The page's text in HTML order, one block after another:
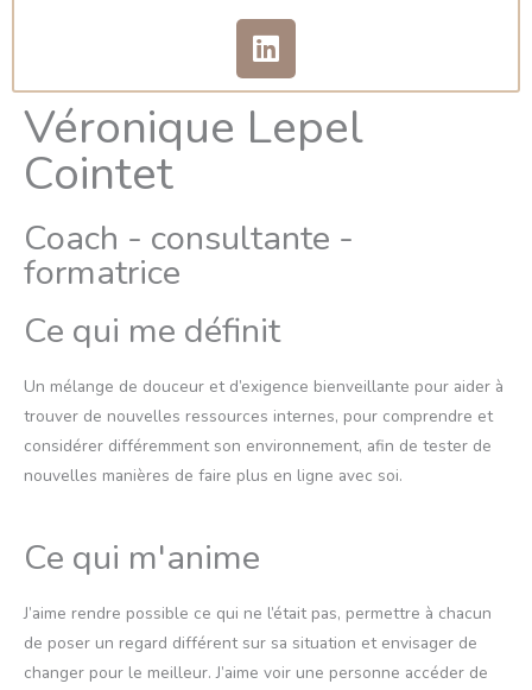
L
i
n
k
e
n
Véronique Lepel
Cointet
Coach - consultante -
formatrice
Ce qui me définit
Un mélange de douceur et d’exigence bienveillante pour aider à
trouver de nouvelles ressources internes, pour comprendre et
considérer différemment son environnement, afin de tester de
nouvelles manières de faire plus en ligne avec soi.
Ce qui m'anime
J’aime rendre possible ce qui ne l’était pas, permettre à chacun
de poser un regard différent sur sa situation et envisager de
changer pour le meilleur. J’aime voir une personne accéder de